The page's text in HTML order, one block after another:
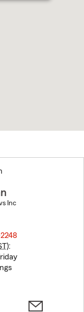
Inc
):